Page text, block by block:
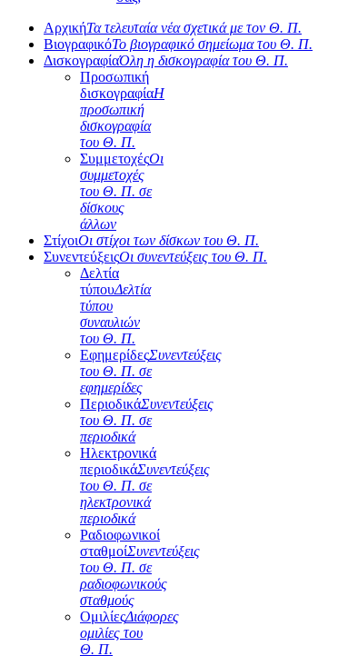
ΑρχικήΤα τελευταία νέα σχετικά με τον Θ. Π.
ΒιογραφικόΤο βιογραφικό σημείωμα του Θ. Π.
ΔισκογραφίαΌλη η δισκογραφία του Θ. Π.
Προσωπική
δισκογραφίαΗ
προσωπική
δισκογραφία
του Θ. Π.
ΣυμμετοχέςΟι
συμμετοχές
του Θ. Π. σε
δίσκους
άλλων
ΣτίχοιΟι στίχοι των δίσκων του Θ. Π.
ΣυνεντεύξειςΟι συνεντεύξεις του Θ. Π.
Δελτία
τύπουΔελτία
τύπου
συναυλιών
του Θ. Π.
ΕφημερίδεςΣυνεντεύξεις
του Θ. Π. σε
εφημερίδες
ΠεριοδικάΣυνεντεύξεις
του Θ. Π. σε
περιοδικά
Ηλεκτρονικά
περιοδικάΣυνεντεύξεις
του Θ. Π. σε
ηλεκτρονικά
περιοδικά
Ραδιοφωνικοί
σταθμοίΣυνεντεύξεις
του Θ. Π. σε
ραδιοφωνικούς
σταθμούς
ΟμιλίεςΔιάφορες
ομιλίες του
Θ. Π.